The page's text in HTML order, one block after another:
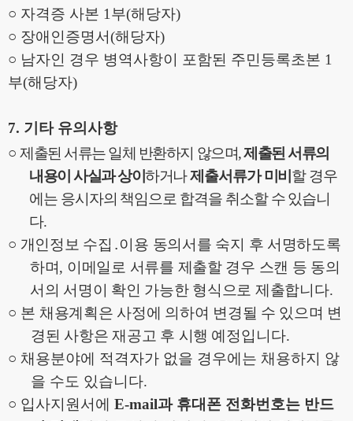
○ 자격증 사본 1 부(해당자)
○ 장애인증명서(해당자)
○ 남자인 경우 병역사항이 포함된 주민등록초본 1
부(해당자)
7. 기타 유의사항
○제출된 서류는 일체 반환하지 않으며,제출된 서류의
내용이 사실과 상이하거나제출서류가 미비 할 경우
에는 응시자의 책임으로 합격을 취소할 수 있습니
다.
○ 개인정보 수집 ․이용 동의서를 숙지 후 서명하도록
하며, 이메일로 서류를 제출할 경우 스캔 등 동의
서의 서명이 확인 가능한 형식으로 제출합니다.
○ 본 채용계획은 사정에 의하여 변경될 수 있으며 변
경된 사항은 재공고 후 시행 예정입니다.
○ 채용분야에 적격자가 없을 경우에는 채용하지 않
을 수도 있습니다.
○ 입사지원서에E-mail과 휴대폰 전화번호는 반드